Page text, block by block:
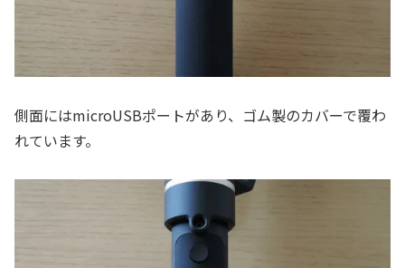
側面にはmicroUSBポートがあり、ゴム製のカバーで覆わ
れています。